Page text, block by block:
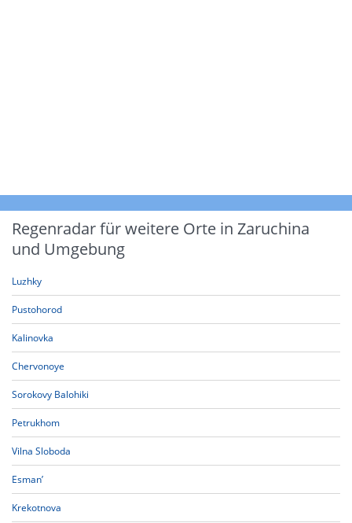
Regenradar für weitere Orte in Zaruchina
und Umgebung
Luzhky
Pustohorod
Kalinovka
Chervonoye
Sorokovy Balohiki
Petrukhom
Vilna Sloboda
Esman’
Krekotnova